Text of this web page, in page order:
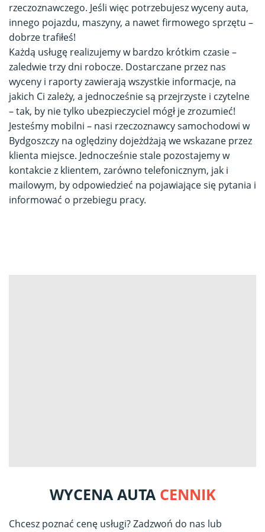
rzeczoznawczego. Jeśli więc potrzebujesz wyceny auta,
innego pojazdu, maszyny, a nawet firmowego sprzętu –
dobrze trafiłeś!
Każdą usługę realizujemy w bardzo krótkim czasie –
zaledwie trzy dni robocze. Dostarczane przez nas
wyceny i raporty zawierają wszystkie informacje, na
jakich Ci zależy, a jednocześnie są przejrzyste i czytelne
– tak, by nie tylko ubezpieczyciel mógł je zrozumieć!
Jesteśmy mobilni – nasi rzeczoznawcy samochodowi w
Bydgoszczy na oględziny dojeżdżają we wskazane przez
klienta miejsce. Jednocześnie stale pozostajemy w
kontakcie z klientem, zarówno telefonicznym, jak i
mailowym, by odpowiedzieć na pojawiające się pytania i
informować o przebiegu pracy.
WYCENA AUTA CENNIK
Chcesz poznać cenę usługi? Zadzwoń do nas lub